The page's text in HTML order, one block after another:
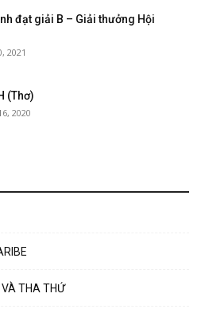
đạt giải B – Giải thưởng Hội
2021
(Thơ)
2020
VÀ THA THỨ